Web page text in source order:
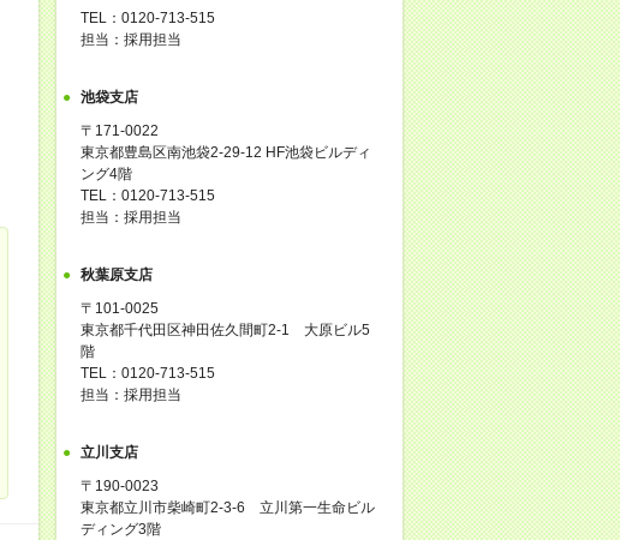
TEL：0120-713-515
担当：採用担当
池袋支店
〒171-0022
東京都豊島区南池袋2-29-12 HF池袋ビルディ
ング4階
TEL：0120-713-515
担当：採用担当
秋葉原支店
〒101-0025
東京都千代田区神田佐久間町2-1 大原ビル5
階
TEL：0120-713-515
担当：採用担当
立川支店
〒190-0023
東京都立川市柴崎町2-3-6 立川第一生命ビル
ディング3階